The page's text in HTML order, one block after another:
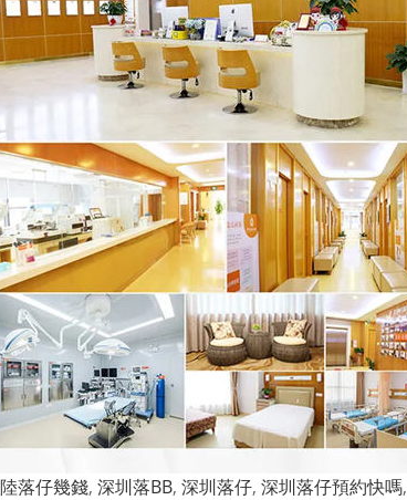
落仔幾錢, 深圳落BB, 深圳落仔, 深圳落仔預約快嗎,